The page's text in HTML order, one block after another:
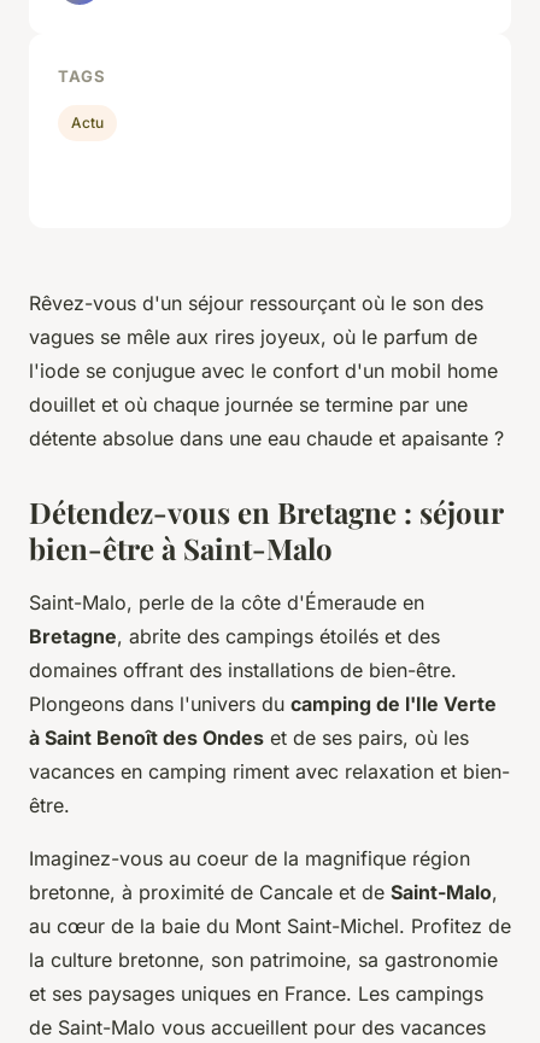
Rêvez-vous d'un séjour ressourçant où le son des
vagues se mêle aux rires joyeux, où le parfum de
l'iode se conjugue avec le confort d'un mobil home
douillet et où chaque journée se termine par une
détente absolue dans une eau chaude et apaisante ?
Détendez-vous en Bretagne : séjour
bien-être à Saint-Malo
Saint-Malo, perle de la côte d'Émeraude en
Bretagne, abrite des campings étoilés et des
domaines offrant des installations de bien-être.
Plongeons dans l'univers du camping de l'Ile Verte
à Saint Benoît des Ondes et de ses pairs, où les
vacances en camping riment avec relaxation et bien-
être.
Imaginez-vous au coeur de la magnifique région
bretonne, à proximité de Cancale et de Saint-Malo,
au cœur de la baie du Mont Saint-Michel. Profitez de
la culture bretonne, son patrimoine, sa gastronomie
et ses paysages uniques en France. Les campings
de Saint-Malo vous accueillent pour des vacances
TAGS
Actu